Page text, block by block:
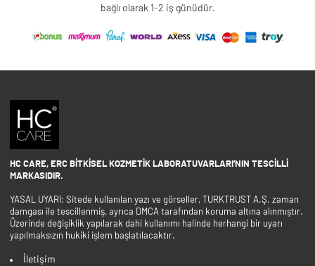
bağlı olarak 1-2 iş günüdür.
HC CARE, ERC BITKISEL KOZMETIK LABORATUVARLARI'NIN TESCILLI
MARKASIDIR.
YASAL UYARI: Sitede kullanılan yazı ve görseller, TURKTRUST A.Ş. zaman
damgası ile tescillenmiş, ayrıca DMCA tarafından koruma altına alınmıştır.
Üzerinde değişiklik yapılarak dahi kullanımı halinde herhangi bir uyarı
yapılmaksızın hukiki işlem başlatılacaktır.
İletişim